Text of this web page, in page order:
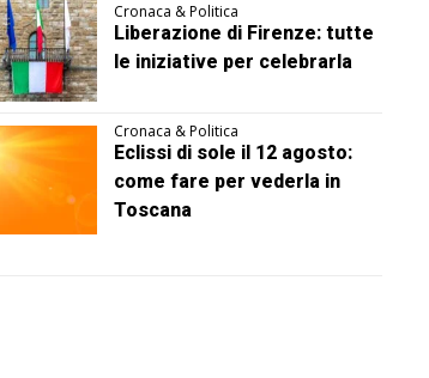
Cronaca & Politica
Liberazione di Firenze: tutte
le iniziative per celebrarla
Cronaca & Politica
Eclissi di sole il 12 agosto:
come fare per vederla in
Toscana